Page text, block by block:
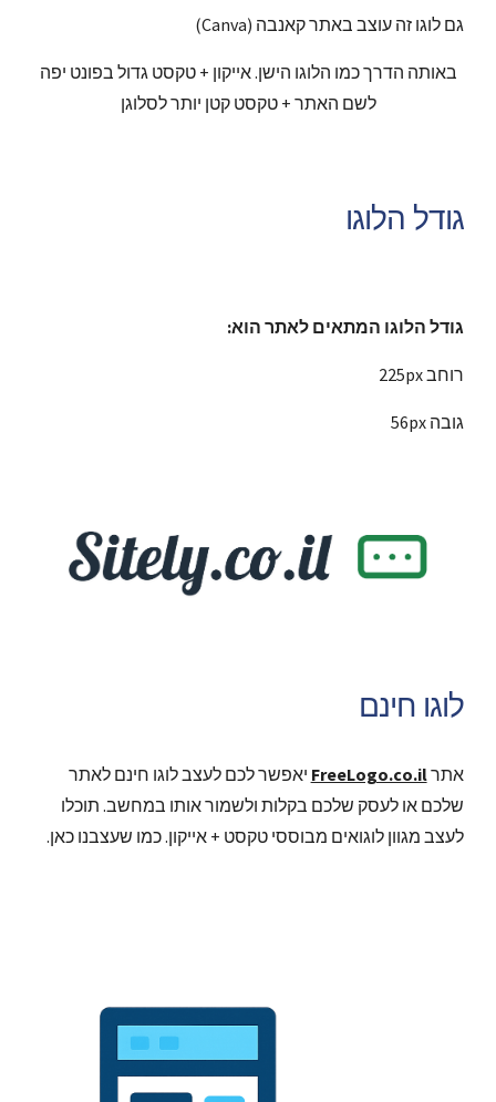
גם לוגו זה עוצב באתר קאנבה (Canva)
באותה הדרך כמו הלוגו הישן. אייקון + טקסט גדול בפונט יפה
לשם האתר + טקסט קטן יותר לסלוגן
גודל הלוגו
גודל הלוגו המתאים לאתר הוא:
225px רוחב
56px גובה
לוגו חינם
אתרFreeLogo.co.il יאפשר לכם לעצב לוגו חינם לאתר
שלכם או לעסק שלכם בקלות ולשמור אותו במחשב. תוכלו
לעצב מגוון לוגואים מבוססי טקסט + אייקון. כמו שעצבנו כאן.